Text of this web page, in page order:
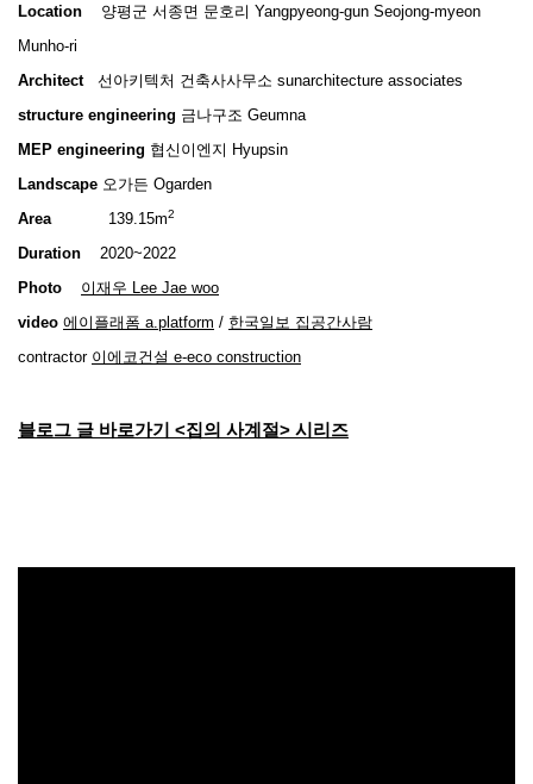
Location
양평군 서종면 문호리 Yangpyeong-gun Seojong-myeon
Munho-ri
Architect선아키텍처 건축사사무소 sunarchitecture associates
structure engineering 금나구조 Geumna
MEP engineering 협신이엔지 Hyupsin
Landscape 오가든 Ogarden
Area 139.15m2
Duration 2020~2022
Photo
이재우 Lee Jae woo
video 에이플래폼 a.platform / 한국일보 집공간사람
contractor 이에코건설 e-eco construction
블로그 글 바로가기 <집의 사계절> 시리즈